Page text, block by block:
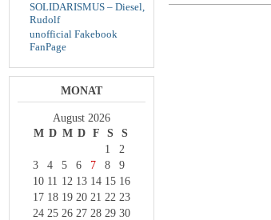
SOLIDARISMUS – Diesel,
Rudolf
unofficial Fakebook
FanPage
MONAT
August 2026
M D M D F S S
1
2
3
4 5 6 7 8
9
10 11 12 13 14 15 16
17 18 19 20 21 22 23
24 25 26 27 28 29 30